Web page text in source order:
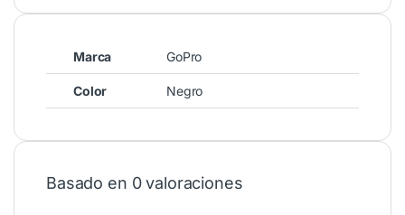
Marca GoPro
Color Negro
Basado en 0 valoraciones